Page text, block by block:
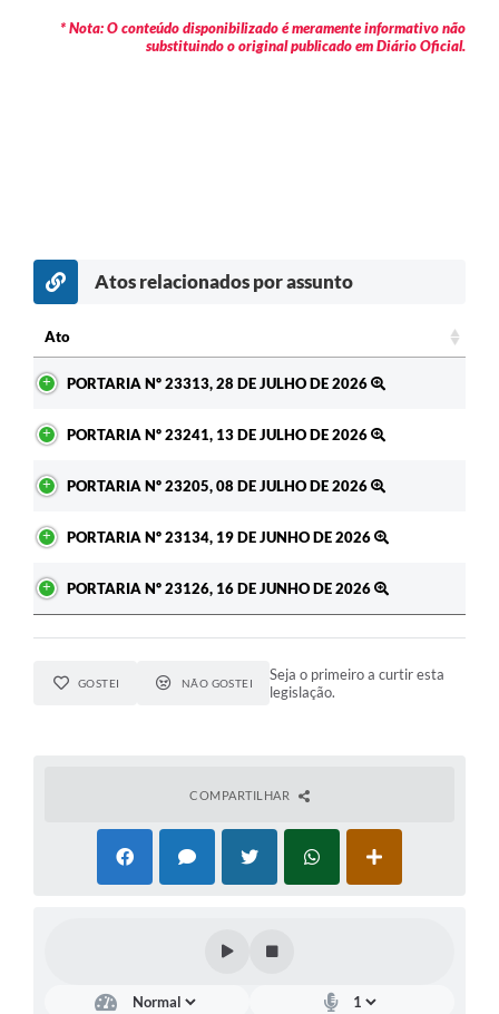
* Nota: O conteúdo disponibilizado é meramente informativo não
substituindo o original publicado em Diário Oficial.
Atos relacionados por assunto
Ato
PORTARIA Nº 23313, 28 DE JULHO DE 2026
PORTARIA Nº 23241, 13 DE JULHO DE 2026
PORTARIA Nº 23205, 08 DE JULHO DE 2026
PORTARIA Nº 23134, 19 DE JUNHO DE 2026
PORTARIA Nº 23126, 16 DE JUNHO DE 2026
GOSTEI NÃO GOSTEI
Seja o primeiro a curtir esta
legislação.
COMPARTILHAR